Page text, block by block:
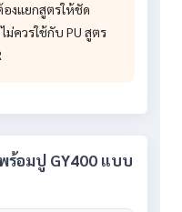
องแยกสูตรให้ชัด
ม่ควรใช้กับ PU สูตร
อมปู GY400 แบบ